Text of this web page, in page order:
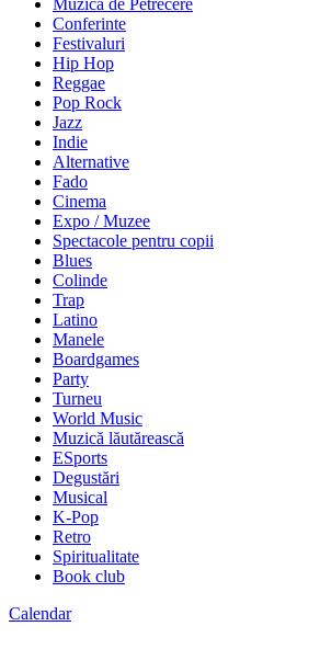
Muzica de Petrecere
Conferinte
Festivaluri
Hip Hop
Reggae
Pop Rock
Jazz
Indie
Alternative
Fado
Cinema
Expo / Muzee
Spectacole pentru copii
Blues
Colinde
Trap
Latino
Manele
Boardgames
Party
Turneu
World Music
Muzică lăutărească
ESports
Degustări
Musical
K-Pop
Retro
Spiritualitate
Book club
Calendar